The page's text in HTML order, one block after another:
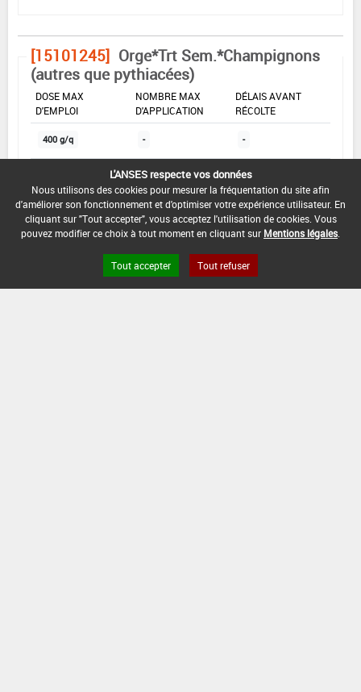
[15101245] Orge*Trt Sem.*Champignons
(autres que pythiacées)
DOSE MAX
D'EMPLOI
NOMBRE MAX
D'APPLICATION
DÉLAIS AVANT
RÉCOLTE
400 g/q - -
INTERVALLE MINIMUM ENTRE APPLICATIONS :
-
DATE DE RETRAIT DE L'USAGE :
L'ANSES respecte vos données
Nous utilisons des cookies pour mesurer la fréquentation du site afin
d'améliorer son fonctionnement et d'optimiser votre expérience utilisateur. En
cliquant sur "Tout accepter", vous acceptez l'utilisation de cookies. Vous
pouvez modifier ce choix à tout moment en cliquant sur Mentions légales
Tout accepter Tout refuser